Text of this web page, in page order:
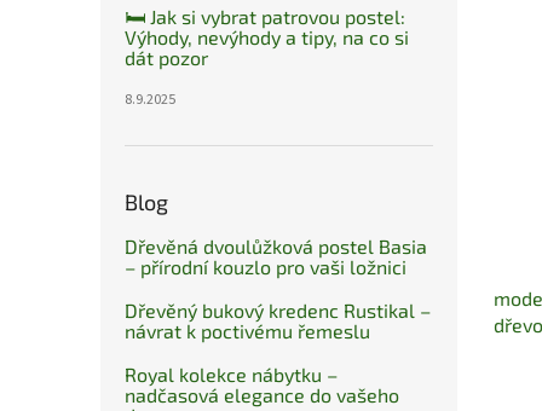
🛏️ Jak si vybrat patrovou postel:
Výhody, nevýhody a tipy, na co si
dát pozor
8.9.2025
Blog
Dřevěná dvoulůžková postel Basia
– přírodní kouzlo pro vaši ložnici
Dřevěný bukový kredenc Rustikal –
návrat k poctivému řemeslu
Royal kolekce nábytku –
nadčasová elegance do vašeho